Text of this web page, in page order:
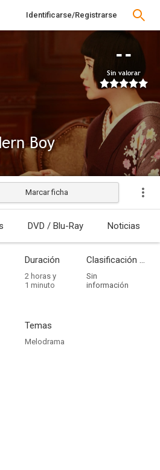
Identificarse/Registrarse
--
Sin valorar
Boy
Estrenada
Marcar ficha
DVD / Blu-Ray Noticias
Duración
2 horas y
1 minuto
Clasificación por edades
Sin
información
Temas
Melodrama